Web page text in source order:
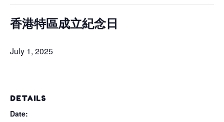
香港特區成立紀念日
July 1, 2025
DETAILS
Date: